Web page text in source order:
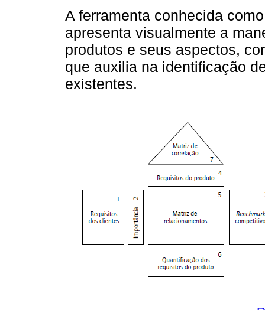
A ferramenta conhecida
apresenta visualmente a
produtos e seus aspectos,
que auxilia na identificação
existentes.